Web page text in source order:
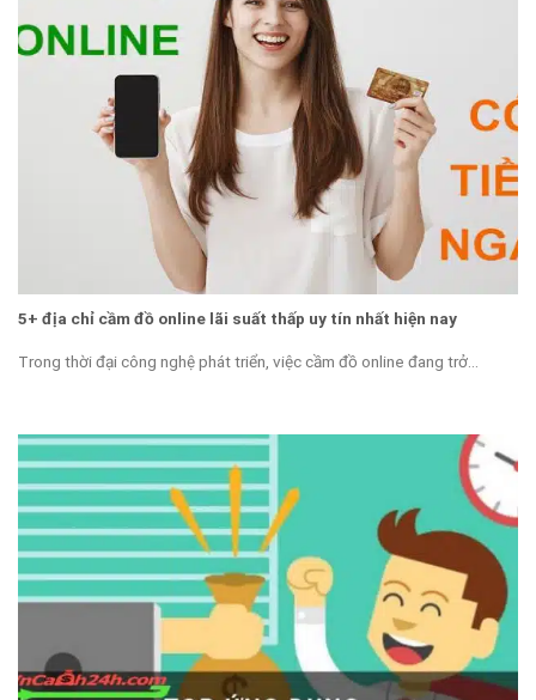
5+ địa chỉ cầm đồ online lãi suất thấp uy tín nhất hiện nay
Trong thời đại công nghệ phát triển, việc cầm đồ online đang trở...